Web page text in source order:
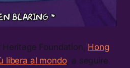
Heritage Foundation, Hong
libera al mondo, a seguire